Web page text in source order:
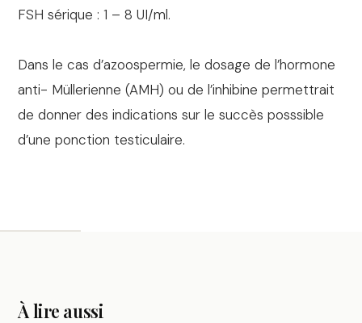
FSH sérique : 1 – 8 UI/ml.
Dans le cas d’azoospermie, le dosage de l’hormone
anti- Müllerienne (AMH) ou de l’inhibine permettrait
de donner des indications sur le succès posssible
d’une ponction testiculaire.
À lire aussi